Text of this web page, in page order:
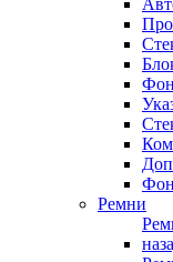
Ремни